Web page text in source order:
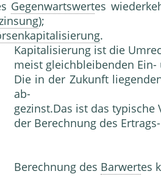
Gegenwartswertes
);
.
Kapitalisierung ist die
meist gleichbleibenden
Die in der Zukunft
ab-
gezinst.Das ist das
der Berechnung des
Berechnung des Barwertes